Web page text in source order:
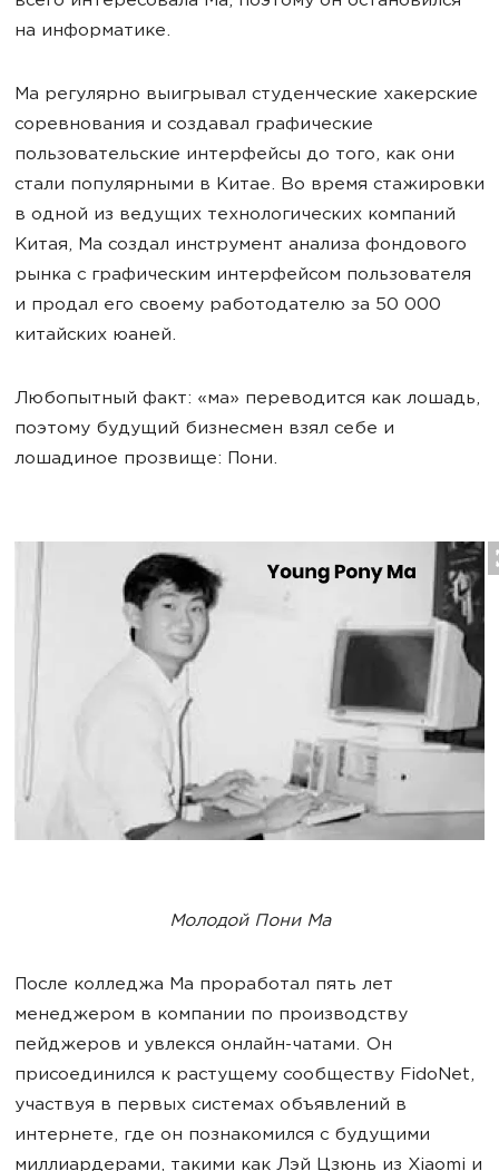
на информатике.
Ма регулярно выигрывал студенческие хакерские
соревнования и создавал графические
пользовательские интерфейсы до того, как они
стали популярными в Китае. Во время стажировки
в одной из ведущих технологических компаний
Китая, Ма создал инструмент анализа фондового
рынка с графическим интерфейсом пользователя
и продал его своему работодателю за 50 000
китайских юаней.
Любопытный факт: «ма» переводится как лошадь,
поэтому будущий бизнесмен взял себе и
лошадиное прозвище: Пони.
Молодой Пони Ма
После колледжа Ма проработал пять лет
менеджером в компании по производству
пейджеров и увлекся онлайн-чатами. Он
присоединился к растущему сообществу FidoNet,
участвуя в первых системах объявлений в
интернете, где он познакомился с будущими
миллиардерами, такими как Лэй Цзюнь из Xiaomi и